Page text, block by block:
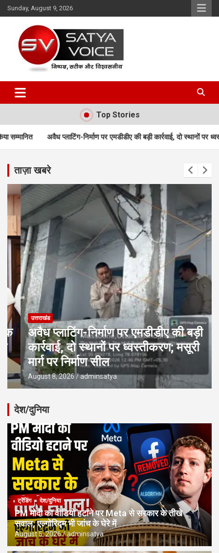
Skip
to
Sunday, August 9, 2026
Satya Voice
Top Stories
निर्माण पर एमडीडीए की बड़ी कार्रवाई, दो स्थानों पर ध्वस्तीकरण; मसूरी मार्ग पर
ताज़ा खबरे
उत्तराखंड
अवैध प्लाटिंग-निर्माण पर एमडीडीए की बड़ी
कार्रवाई, दो स्थानों पर ध्वस्तीकरण; मसूरी
मार्ग पर निर्माण सील
August 8, 2026 adminsatya
देश/दुनिया
ट्रेंडिंग देश/दुनिया
PM मोदी का वीडियो हटाने पर Meta से सरकार के तीखे
सवाल, एल्गोरिद्म भी जांच के घेरे में
August 5, 2026 adminsatya